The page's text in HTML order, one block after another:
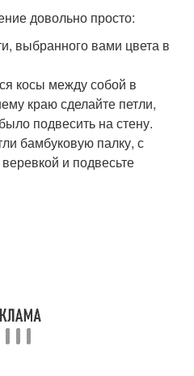
довольно просто:
выбранного вами цвета в
косы между собой в
краю сделайте петли,
подвесить на стену.
бамбуковую палку, с
и подвесьте